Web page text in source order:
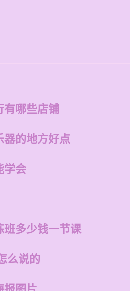
有哪些店铺
器的地方好点
学会
班多少钱一节课
么说的